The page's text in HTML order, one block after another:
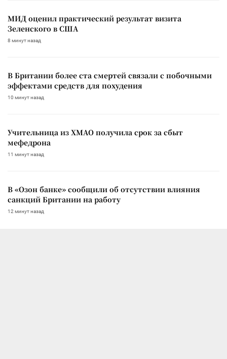
МИД оценил практический результат визита
Зеленского в США
8 минут назад
В Британии более ста смертей связали с побочными
эффектами средств для похудения
10 минут назад
Учительница из ХМАО получила срок за сбыт
мефедрона
11 минут назад
В «Озон банке» сообщили об отсутствии влияния
санкций Британии на работу
12 минут назад